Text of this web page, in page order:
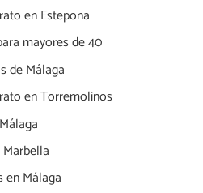
en Estepona
mayores de 40
de Málaga
en Torremolinos
en Málaga